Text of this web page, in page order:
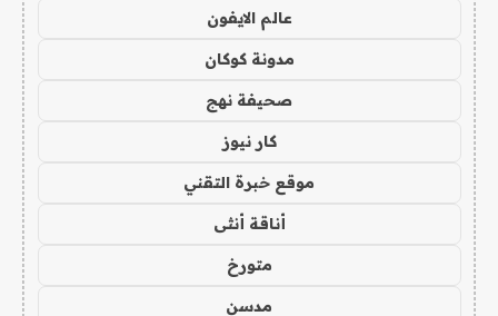
عالم الايفون
مدونة كوكان
صحيفة نهج
كار نيوز
موقع خبرة التقني
أناقة أنثى
متورخ
مدسن